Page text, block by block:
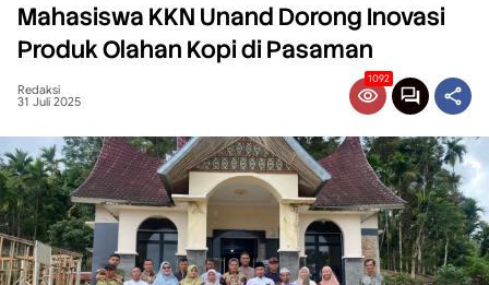
Mahasiswa KKN Unand Dorong Inovasi
Produk Olahan Kopi di Pasaman
Redaksi
31 Juli 2025
1092